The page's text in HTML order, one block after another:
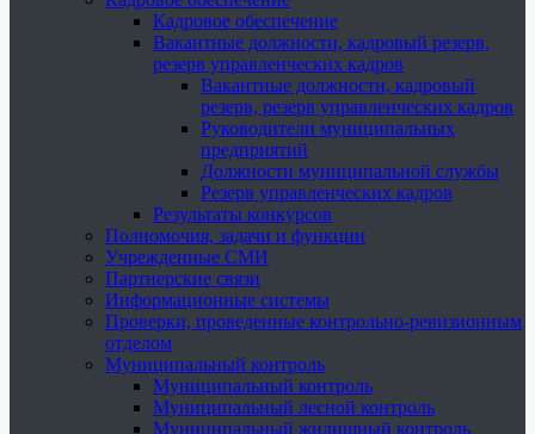
Кадровое обеспечение
Вакантные должности, кадровый резерв,
резерв управленческих кадров
Вакантные должности, кадровый
резерв, резерв управленческих кадров
Руководители муниципальных
предприятий
Должности муниципальной службы
Резерв управленческих кадров
Результаты конкурсов
Полномочия, задачи и функции
Учрежденные СМИ
Партнерские связи
Информационные системы
Проверки, проведенные контрольно-ревизионным
отделом
Муниципальный контроль
Муниципальный контроль
Муниципальный лесной контроль
Муниципальный жилищный контроль